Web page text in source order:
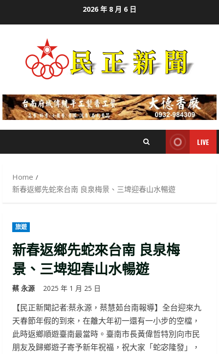
2026 年 8 月 6 日
LIVE
Home
新春返鄉先蛇來台南 良泉梅景、三埤迎春山水暢遊
旅遊
新春返鄉先蛇來台南 良泉梅
景、三埤迎春山水暢遊
蔡 永源 2025 年 1 月 25 日
【民正新聞記者:蔡永源，蔡慧茹台南報導】全台迎來九
天春節年假的到來，在離大年初一還有一小步的空檔，
此時返鄉順遊臺南最當時。臺南市長黃偉哲特別向市民
朋友及歸鄉遊子寄予新年祝福，祝大家「蛇宓隆發」，